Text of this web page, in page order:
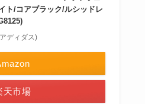
ト/コアブラック/ルシッドレ
ディダス)
天市場